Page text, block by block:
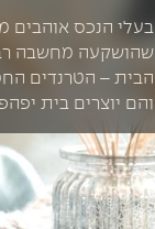
בעלי הנכס אוהבים
שהושקעה מחשבה
הבית – הטרנדים
והם יוצרים בית